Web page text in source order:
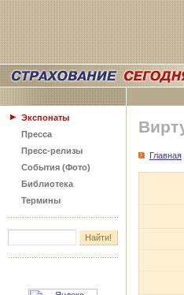
Экспонаты
Пресса
Пресс-релизы
События (Фото)
Библиотека
Термины
Главная